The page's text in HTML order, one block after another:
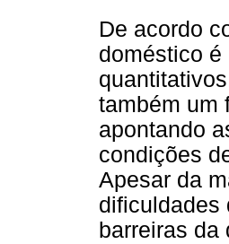
De acordo
doméstico é
também um
apontando
condições
Apesar da
dificuldades
barreiras